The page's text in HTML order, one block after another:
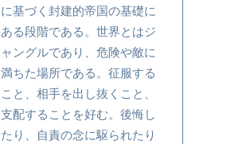
に基づく封建的帝国の基礎に
ある段階である。世界とはジ
ャングルであり、危険や敵に
満ちた場所である。征服する
こと、相手を出し抜くこと、
支配することを好む。後悔し
たり、自責の念に駆られたり